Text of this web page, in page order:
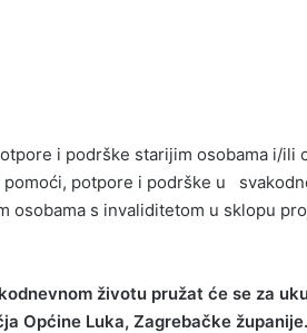
i podrške starijim osobama i/ili
potpore i podrške u
osobama s invaliditetom u sklopu
životu pružat će se za
Općine Luka, Zagrebačke županije.